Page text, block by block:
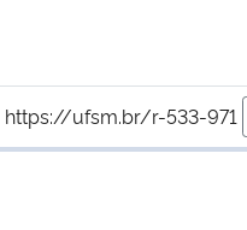
https://ufsm.br/r-533-971